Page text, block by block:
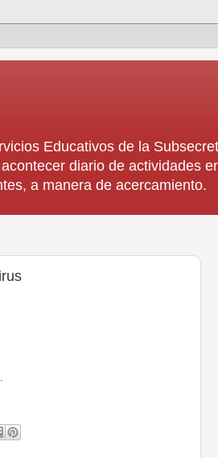
Educativos de la
diario de actividades
a manera de acercamiento.